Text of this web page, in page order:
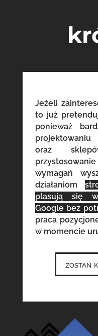
Jeżeli
to już
ponieważ
oraz
wymagań
działaniom
plasują się
Google bez
praca
w momencie
zostań